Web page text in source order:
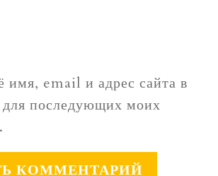
имя, email и адрес сайта в
для последующих моих